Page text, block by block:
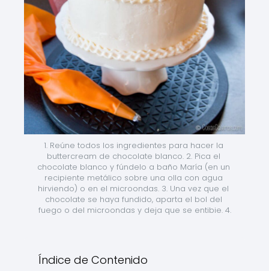
1. Reúne todos los ingredientes para hacer la
buttercream de chocolate blanco. 2. Pica el
chocolate blanco y fúndelo a baño María (en un
recipiente metálico sobre una olla con agua
hirviendo) o en el microondas. 3. Una vez que el
chocolate se haya fundido, aparta el bol del
fuego o del microondas y deja que se entibie. 4.
Índice de Contenido